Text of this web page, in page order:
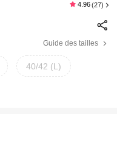
4.96 (27)
Guide des tailles
40/42 (L)